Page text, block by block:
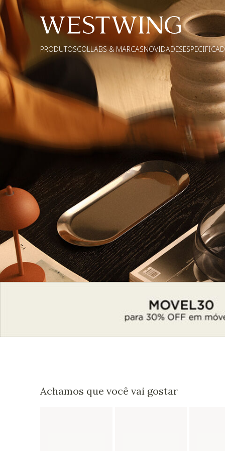
PRODUTOSCOLLABS & MARCASNOVIDADES
Achamos que você vai gostar